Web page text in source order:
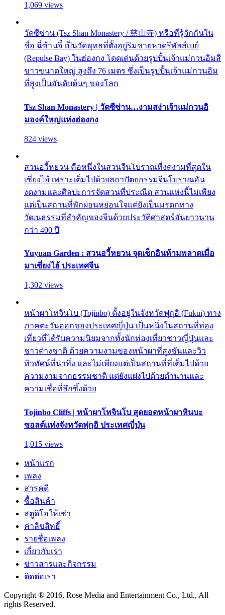
1,069 views
วัดซีซ่าน (Tsz Shan Monastery / 慈山寺) หรือที่รู้จักกันใน
ชื่อ ฉี่ซ้านจี๋ เป็นวัดพุทธที่ตั้งอยู่ริมชายหาดรีพัลส์เบย์
(Repulse Bay) ในฮ่องกง โดดเด่นด้วยรูปปั้นเจ้าแม่กวนอิมสี
ขาวขนาดใหญ่ สูงถึง 76 เมตร ซึ่งเป็นรูปปั้นเจ้าแม่กวนอิม
ที่สูงเป็นอันดับต้นๆ ของโลก
Tsz Shan Monastery | วัดซีซ่าน…งามสง่าเจ้าแม่กวนอิ
มองค์ใหญ่แห่งฮ่องกง
824 views
สวนอวี้หยวน คือหนึ่งในสวนจีนโบราณที่งดงามที่สุดใน
เซี่ยงไฮ้ เพราะเต็มไปด้วยสถาปัตยกรรมจีนโบราณอัน
งดงามและศิลปะการจัดสวนที่ประณีต สวนแห่งนี้ไม่เพียง
แต่เป็นสถานที่พักผ่อนหย่อนใจแต่ยังเป็นมรดกทาง
วัฒนธรรมที่สำคัญของจีนด้วยประวัติศาสตร์อันยาวนาน
กว่า 400 ปี
Yuyuan Garden : สวนอวี้หยวน จุดเช็กอินห้ามพลาดเมื่อ
มาเซี่ยงไฮ้ ประเทศจีน
1,302 views
หน้าผาโทจินโบ (Tojinbo) ตั้งอยู่ในจังหวัดฟุกุอิ (Fukui) ทาง
ภาคตะวันออกของประเทศญี่ปุ่น เป็นหนึ่งในสถานที่ท่อง
เที่ยวที่ได้รับความนิยมจากทั้งนักท่องเที่ยวชาวญี่ปุ่นและ
ชาวต่างชาติ ด้วยความงามของหน้าผาที่สูงชันและวิว
ทิวทัศน์ที่น่าทึ่ง และไม่เพียงแต่เป็นสถานที่ที่เต็มไปด้วย
ความงามจากธรรมชาติ แต่ยังแฝงไปด้วยตำนานและ
ความเชื่อที่ลึกซึ้งด้วย
Tojinbo Cliffs | หน้าผาโทจินโบ สุดยอดหน้าผาหินบะ
ซอลต์แห่งจังหวัดฟุกุอิ ประเทศญี่ปุ่น
1,015 views
หน้าแรก
เพลง
สารคดี
ซื้อสินค้า
สตูดิโอให้เช่า
ค่าลิขสิทธิ์
รายชื่อเพลง
เกี่ยวกับเรา
ข่าวสารและกิจกรรม
ติดต่อเรา
Copyright ® 2016, Rose Media and Entertainment Co., Ltd., All
rights Reserved.